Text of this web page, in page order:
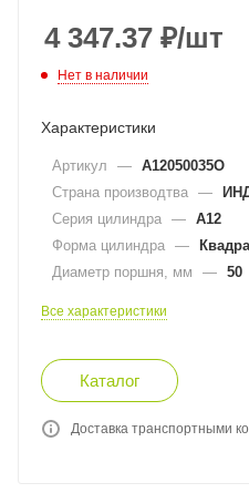
4 347.37 ₽/шт
Нет в наличии
Характеристики
Артикул — A12050035O
Страна производтва —
Серия цилиндра — A12
Форма цилиндра —
Диаметр поршня, мм
— 50
Все характеристики
Каталог
Доставка транспортными